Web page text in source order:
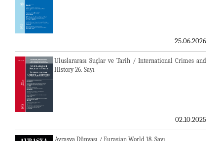
25.06.2026
Uluslararası Suçlar ve Tarih / International Crimes and
History 26. Sayı
02.10.2025
Avrasya Dünyası / Eurasian World 18. Sayı